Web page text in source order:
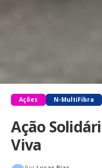
Ações N-MultiFibra
Ação
Viva